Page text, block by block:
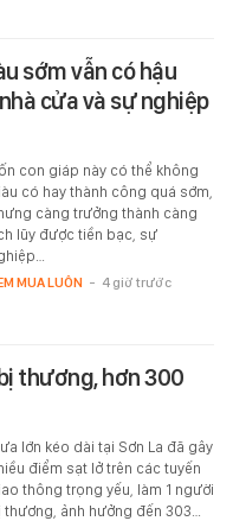
sớm vẫn có hậu
cửa và sự nghiệp
con giáp này có thể không
có hay thành công quá sớm,
càng trưởng thành càng
lũy được tiền bạc, sự
MUA LUÔN - 4 giờ trước
thương, hơn 300
lớn kéo dài tại Sơn La đã gây
điểm sạt lở trên các tuyến
thông trọng yếu, làm 1 người
thương, ảnh hưởng đến 303…